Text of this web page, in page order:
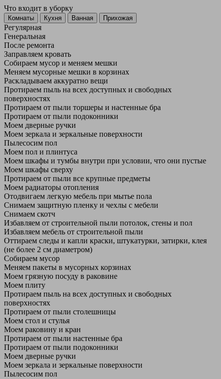
Что входит в уборку
Регу­лярная
Гене­ральная
После ремонта
Заправляем кровать
Собираем мусор и меняем мешки
Меняем мусорные мешки в корзинах
Раскладываем аккуратно вещи
Протираем пыль на всех доступных и свободных
поверхностях
Протираем от пыли торшеры и настенные бра
Протираем от пыли подоконники
Моем дверные ручки
Моем зеркала и зеркальные поверхности
Пылесосим пол
Моем пол и плинтуса
Моем шкафы и тумбы внутри при условии, что они пустые
Моем шкафы сверху
Протираем от пыли все крупные предметы
Моем радиаторы отопления
Отодвигаем легкую мебель при мытье пола
Снимаем защитную пленку и чехлы с мебели
Снимаем скотч
Избавляем от строительной пыли потолок, стены и пол
Избавляем мебель от строительной пыли
Оттираем следы и капли краски, штукатурки, затирки, клея
(не более 2 см диаметром)
Собираем мусор
Меняем пакеты в мусорных корзинах
Моем грязную посуду в раковине
Моем плиту
Протираем пыль на всех доступных и свободных
поверхностях
Протираем от пыли столешницы
Моем стол и стулья
Моем раковину и кран
Протираем от пыли настенные бра
Протираем от пыли подоконники
Моем дверные ручки
Моем зеркала и зеркальные поверхности
Пылесосим пол